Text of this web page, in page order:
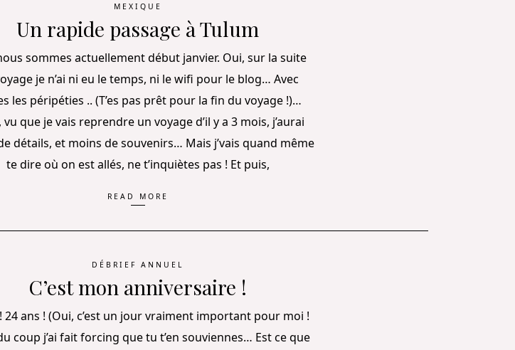
MEXIQUE
Un rapide passage à Tulum
sommes actuellement début janvier. Oui, sur la suite
je n’ai ni eu le temps, ni le wifi pour le blog… Avec
les péripéties .. (T’es pas prêt pour la fin du voyage !)…
vu que je vais reprendre un voyage d’il y a 3 mois, j’aurai
détails, et moins de souvenirs… Mais j’vais quand même
te dire où on est allés, ne t’inquiètes pas ! Et puis,
READ MORE
DÉBRIEF ANNUEL
C’est mon anniversaire !
24 ans ! (Oui, c’est un jour vraiment important pour moi !
coup j’ai fait forcing que tu t’en souviennes… Est ce que